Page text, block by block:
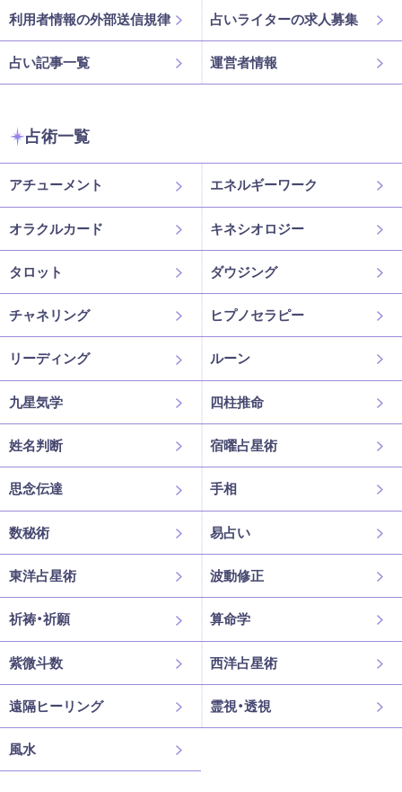
利用者情報の外部送信規律 占いライターの求人募集
占い記事一覧 運営者情報
占術一覧
アチューメント エネルギーワーク
オラクルカード キネシオロジー
タロット ダウジング
チャネリング ヒプノセラピー
リーディング ルーン
九星気学 四柱推命
姓名判断 宿曜占星術
思念伝達 手相
数秘術 易占い
東洋占星術 波動修正
祈祷・祈願 算命学
紫微斗数 西洋占星術
遠隔ヒーリング 霊視・透視
風水